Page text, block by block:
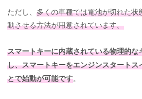
ただし、 多くの車種では電池が切れた状
動させる方法が用意されています。
スマートキーに内蔵されている物理的な
し、スマートキーをエンジンスタートス
とで始動が可能です。